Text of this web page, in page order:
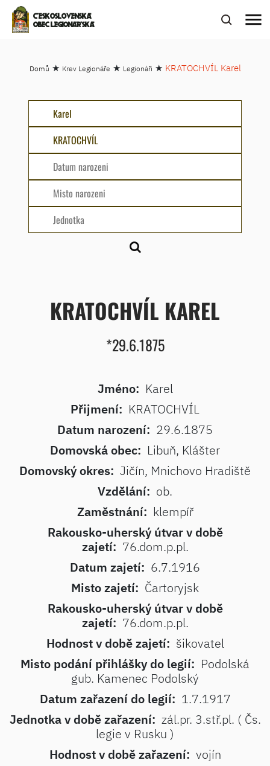
ČESKOSLOVENSKÁ
OBEC LEGIONÁŘSKÁ
menu
Domů ★ Krev Legionáře ★ Legionáři ★ KRATOCHVÍL Karel
KRATOCHVÍL KAREL
*29.6.1875
Jméno: Karel
Přijmení: KRATOCHVÍL
Datum narození: 29.6.1875
Domovská obec: Libuň, Klášter
Domovský okres: Jičín, Mnichovo Hradiště
Vzdělání: ob.
Zaměstnání: klempíř
Rakousko-uherský útvar v době
zajetí: 76.dom.p.pl.
Datum zajetí: 6.7.1916
Misto zajetí: Čartoryjsk
Rakousko-uherský útvar v době
zajetí: 76.dom.p.pl.
Hodnost v době zajetí: šikovatel
Misto podání přihlášky do legií: Podolská
gub. Kamenec Podolský
Datum zařazení do legií: 1.7.1917
Jednotka v době zařazení: zál.pr. 3.stř.pl. ( Čs.
legie v Rusku )
Hodnost v době zařazení: vojín